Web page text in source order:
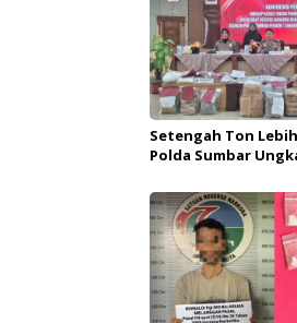
Setengah Ton
Polda Sumbar